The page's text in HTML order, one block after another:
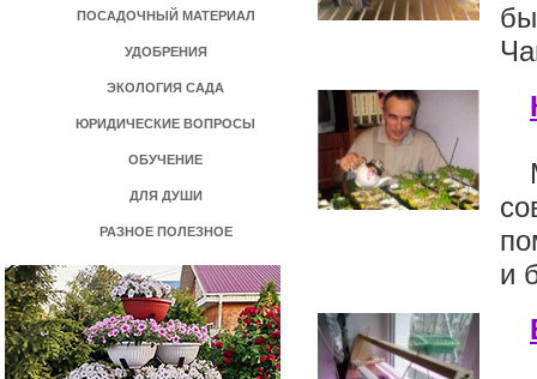
ПОСАДОЧНЫЙ МАТЕРИАЛ
УДОБРЕНИЯ
ЭКОЛОГИЯ САДА
ЮРИДИЧЕСКИЕ ВОПРОСЫ
ОБУЧЕНИЕ
ДЛЯ ДУШИ
РАЗНОЕ ПОЛЕЗНОЕ
и